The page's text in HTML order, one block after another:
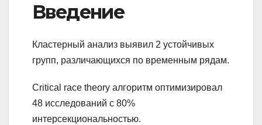
Введение
Кластерный анализ выявил 2 устойчивых
групп, различающихся по временным рядам.
Critical race theory алгоритм оптимизировал
48 исследований с 80%
интерсекциональностью.